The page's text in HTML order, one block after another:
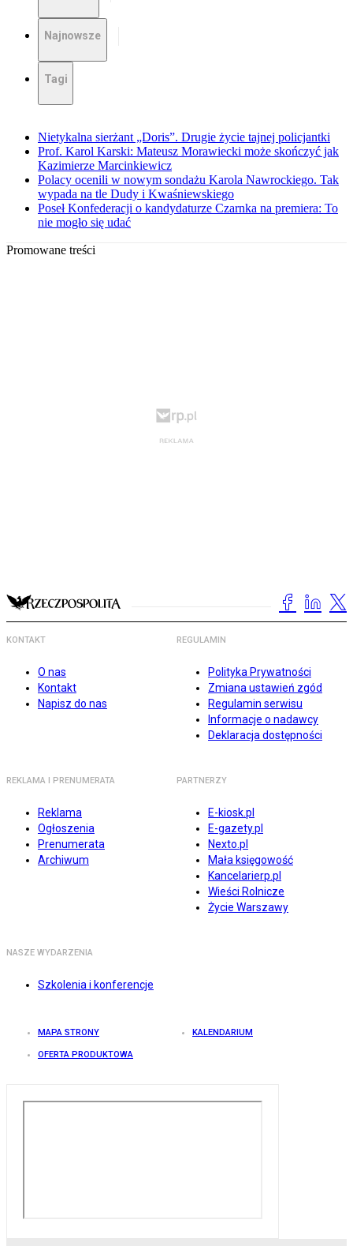
Najnowsze
Tagi
Nietykalna sierżant „Doris”. Drugie życie tajnej policjantki
Prof. Karol Karski: Mateusz Morawiecki może skończyć jak
Kazimierze Marcinkiewicz
Polacy ocenili w nowym sondażu Karola Nawrockiego. Tak
wypada na tle Dudy i Kwaśniewskiego
Poseł Konfederacji o kandydaturze Czarnka na premiera: To
nie mogło się udać
Promowane treści
KONTAKT
O nas
Kontakt
Napisz do nas
REGULAMIN
Polityka Prywatności
Zmiana ustawień zgód
Regulamin serwisu
Informacje o nadawcy
Deklaracja dostępności
REKLAMA I PRENUMERATA
Reklama
Ogłoszenia
Prenumerata
Archiwum
PARTNERZY
E-kiosk.pl
E-gazety.pl
Nexto.pl
Mała księgowość
Kancelarierp.pl
Wieści Rolnicze
Życie Warszawy
NASZE WYDARZENIA
Szkolenia i konferencje
MAPA STRONY KALENDARIUM
OFERTA PRODUKTOWA